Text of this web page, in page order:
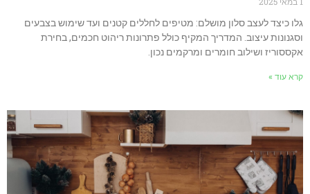
גלו כיצד לעצב סלון מושלם: מטיפים לחללים קטנים ועד שימוש בצבעים
וסגנונות עיצוב. המדריך המקיף כולל פתרונות ריהוט חכמים, בחירת
אקססוריז ושילוב חומרים ומרקמים נכון.
קרא עוד »